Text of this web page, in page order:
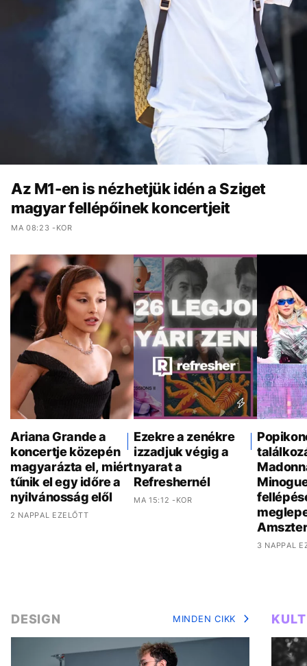
Az M1-en is nézhetjük idén a Sziget
magyar fellépőinek koncertjeit
MA 08:23 -KOR
Ariana Grande a
koncertje közepén
magyarázta el, miért
tűnik el egy időre a
nyilvánosság elől
2 NAPPAL EZELŐTT
Ezekre a zenékre
izzadjuk végig a
nyarat a
Refreshernél
MA 15:12 -KOR
3 NAPPAL
DESIGN MINDEN CIKK